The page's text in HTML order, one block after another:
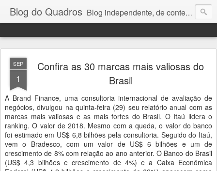
Blog do Quadros Blog independente, de conteúdo noticioso, com foco em economia, negócios, política e atualidades. e-mail do editor: chquadros2@gmail.com
SEP
1
Confira as 30 marcas mais valiosas do
Brasil
A Brand Finance, uma consultoria internacional de avaliação de
negócios, divulgou na quinta-feira (29) seu relatório anual com as
marcas mais valiosas e as mais fortes do Brasil. O Itaú lidera o
ranking. O valor de 2018. Mesmo com a queda, o valor do banco
foi estimado em US$ 6,8 bilhões pela consultoria. Seguido do Itaú,
vem o Bradesco, com um valor de US$ 6 bilhões e um de
crescimento de 8% com relação ao ano anterior. O Banco do Brasil
(US$ 4,3 bilhões e crescimento de 4%) e a Caixa Econômica